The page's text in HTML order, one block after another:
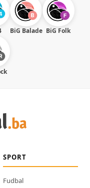
BiG Balade BiG Folk
SPORT
Fudbal